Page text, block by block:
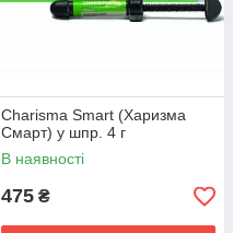
Charisma Smart (Харизма
Смарт) у шпр. 4 г
В наявності
475 ₴